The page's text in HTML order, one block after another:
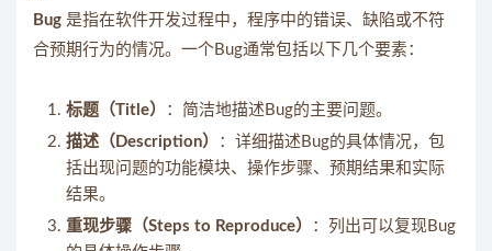
Bug 是指在软件开发过程中，程序中的错误、缺陷或不符
合预期行为的情况。一个Bug通常包括以下几个要素：
标题（Title）
：简洁地描述Bug的主要问题。
描述（Description）
：详细描述Bug的具体情况，包
括出现问题的功能模块、操作步骤、预期结果和实际
结果。
重现步骤（Steps to Reproduce）
：列出可以复现Bug